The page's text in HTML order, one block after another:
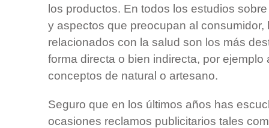
los productos. En todos los estudios
y aspectos que preocupan al consumidor,
relacionados con la salud son los más
forma directa o bien indirecta, por ejemplo
conceptos de natural o artesano.
Seguro que en los últimos años has
ocasiones reclamos publicitarios tales